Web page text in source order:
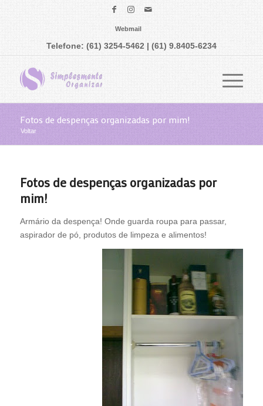
Webmail
Telefone: (61) 3254-5462 | (61) 9.8405-6234
Fotos de despenças organizadas por mim!
Voltar
Fotos de despenças organizadas por
mim!
Armário da despença! Onde guarda roupa para passar,
aspirador de pó, produtos de limpeza e alimentos!